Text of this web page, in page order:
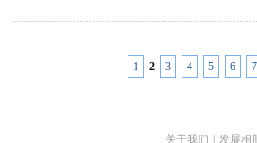
1 2 3 4 5 6 7